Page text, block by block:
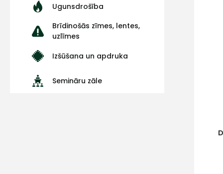
Ugunsdrošība
Brīdinošās zīmes, lentes,
uzlīmes
Izšūšana un apdruka
Semināru zāle